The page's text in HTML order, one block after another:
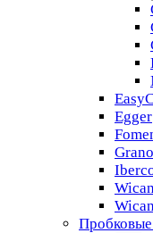
Egger
Пробковые